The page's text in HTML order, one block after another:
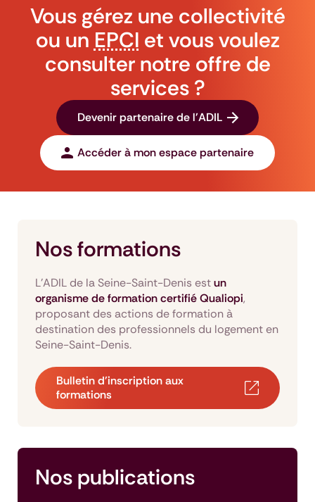
Vous gérez une collectivité
ou un EPCI et vous voulez
consulter notre offre de
services ?
Devenir partenaire de l'ADIL
Accéder à mon espace partenaire
Nos formations
L’ADIL de la Seine-Saint-Denis estun
organisme de formation certifié Qualiopi,
proposant des actions de formation à
destination des professionnels du logement en
Seine-Saint-Denis.
Bulletin d'inscription aux
formations
Nos publications